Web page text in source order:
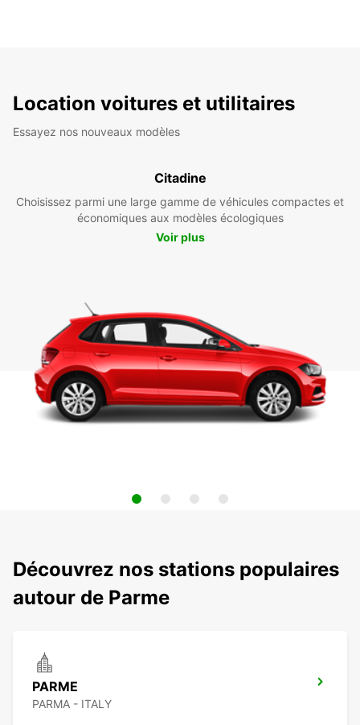
Location voitures et utilitaires
Essayez nos nouveaux modèles
Citadine
Choisissez parmi une large gamme de véhicules compactes et
économiques aux modèles écologiques
Voir plus
Découvrez nos stations populaires
autour de Parme
PARME
PARMA - ITALY